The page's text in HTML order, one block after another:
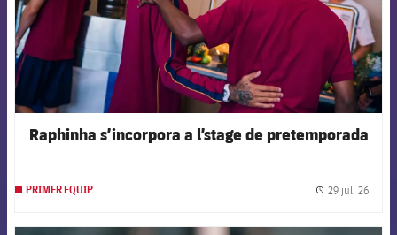
Raphinha s’incorpora a l’stage de pretemporada
PRIMER EQUIP 29 jul. 26